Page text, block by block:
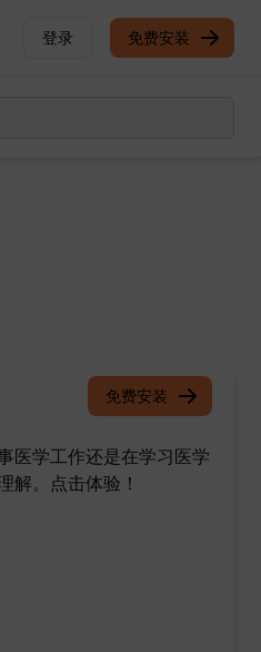
登录 免费安装
免费安装
医学工作还是在学习医学
解。点击体验！